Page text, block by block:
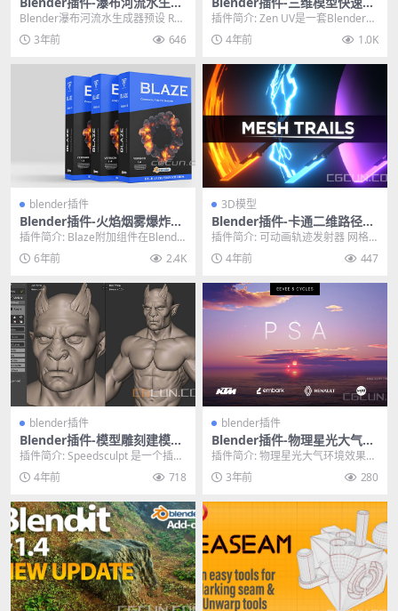
器预设 Realtime Waterfall S
hader V2
Blender瀑布河流水生成器预设 Rea
ltime Waterfall Sha...
3年前 646
UV工具 Zen UV 2.2.3
插件简介: Zen UV是一套Blender工
具，可以使用管道在Blender中...
4年前 1.0K
blender插件
Blender插件-火焰烟雾爆炸电
影材质特效生成插件 Blender
Market Blaze V1.4
插件简介: Blaze附加组件在Blende
r中创建电影火焰的材质，它共有26
种...6年前 2.4K
3D模型
Blender插件-卡通二维路径动
画光效拖尾插件 Mesh Trails
V1.3.3 含预设包
插件简介: 可动画轨迹发射器 网格
轨迹可以使用任何贝塞尔曲线或多
边形曲线作为轨迹...
4年前 447
blender插件
Blender插件-模型雕刻建模插
件 SpeedSculpt V0.1.30 含使
用教程
插件简介: Speedsculpt 是一个插
件，可帮助您尽可能快速轻松地进
行雕刻...
4年前 718
blender插件
Blender插件-物理星光大气环
境效果模拟Physical Starligh
t And Atmosphere v1.6.3
插件简介: 物理星光大气环境效果模
拟Blender插件Blendermarket...
3年前 280